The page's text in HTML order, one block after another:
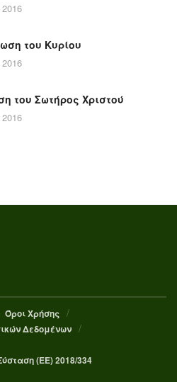
του Κυρίου
του Σωτήρος Χριστού
Όροι Χρήσης
Δεδομένων
(ΕΕ) 2018/334